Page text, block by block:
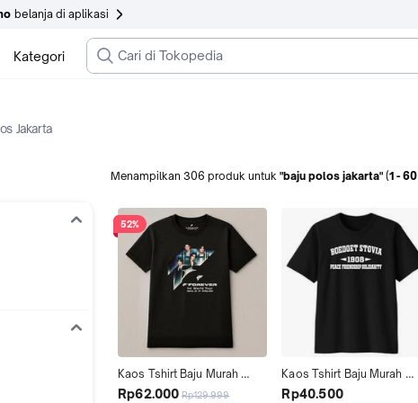
belanja di aplikasi
Kategori
Jakarta
Menampilkan 306 produk untuk "baju polos jakarta" (1 -60
52%
Kaos Tshirt Baju Murah
Combed Distro Premium
Rp62.000 Rp129.999
Kaos Tshirt Baju Murah
Combed 30 Distro STM
Rp40.500